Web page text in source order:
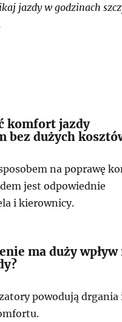
jazdy w godzinach
komfort jazdy
bez dużych
na poprawę
jest odpowiednie
i kierownicy.
ma duży wpływ
powodują drgania